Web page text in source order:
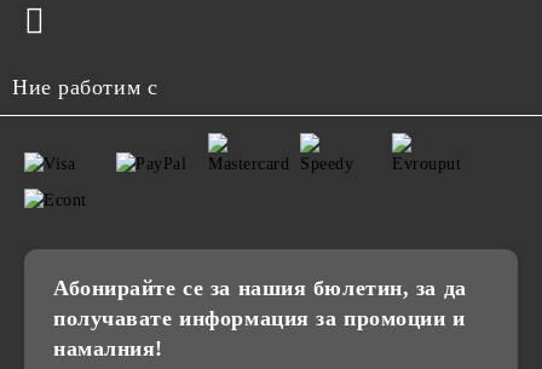
Ние работим с
Абонирайте се за нашия бюлетин, за да
получавате информация за промоции и
намалния!